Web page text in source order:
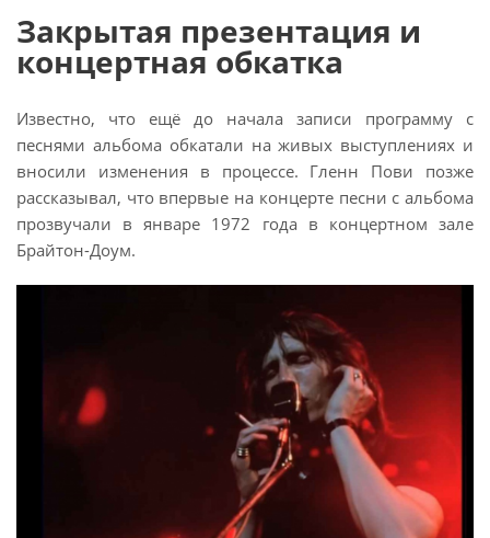
Закрытая презентация и
концертная обкатка
Известно, что ещё до начала записи программу с
песнями альбома обкатали на живых выступлениях и
вносили изменения в процессе. Гленн Пови позже
рассказывал, что впервые на концерте песни с альбома
прозвучали в январе 1972 года в концертном зале
Брайтон-Доум.